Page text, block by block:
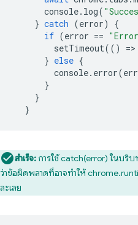
console. log(
} catch (error)
{
if (error ==
setTimeout(() =>
} else {
console. error(
}
}
}
สำเร็จ: การใช้ catch(error) ในบริ
ว่าข้อผิดพลาดที่อาจทำให้
ละเลย